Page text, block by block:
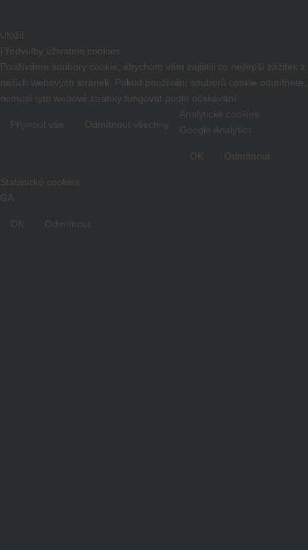
Uložit
Předvolby uživatele cookies
Používáme soubory cookie, abychom vám zajistili co nejlepší zážitek z
našich webových stránek. Pokud používání souborů cookie odmítnete,
nemusí tyto webové stránky fungovat podle očekávání.
Přijmout vše Odmítnout všechny
Analytické cookies
Google Analytics
OK Odmítnout
Statistické cookies
GA
OK Odmítnout